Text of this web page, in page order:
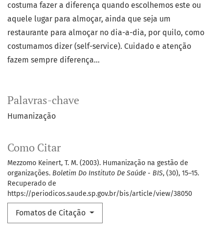
Palavras-chave
Humanização
Como Citar
Mezzomo Keinert, T. M. (2003). Humanização na gestão de
organizações. Boletim Do Instituto De Saúde - BIS, (30), 15–15.
Recuperado de
https://periodicos.saude.sp.gov.br/bis/article/view/38050
Fomatos de Citação
costuma fazer a diferença quando escolhemos este ou
aquele lugar para almoçar, ainda que seja um
restaurante para almoçar no dia-a-dia, por quilo, como
costumamos dizer (self-service). Cuidado e atenção
fazem sempre diferença...